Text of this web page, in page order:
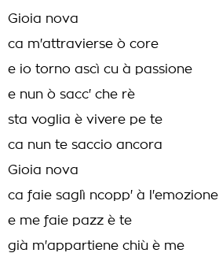
Gioia nova
ca m'attravierse ò core
e io torno ascì cu à passione
e nun ò sacc' che rè
sta voglia è vivere pe te
ca nun te saccio ancora
Gioia nova
ca faie saglì ncopp' à l'emozione
e me faie pazz è te
già m'appartiene chiù è me